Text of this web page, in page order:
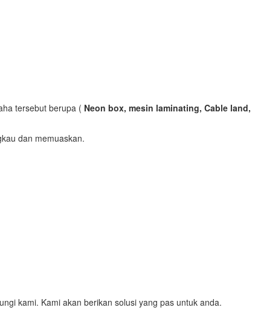
tersebut berupa ( Neon box, mesin laminating, Cable land,
dan memuaskan.
kami. Kami akan berikan solusi yang pas untuk anda.